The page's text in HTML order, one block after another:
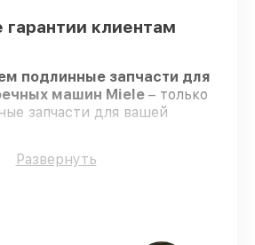
гарантии клиентам
подлинные запчасти для
машин Miele – только
запчасти для вашей
отбор, что
Развернуть